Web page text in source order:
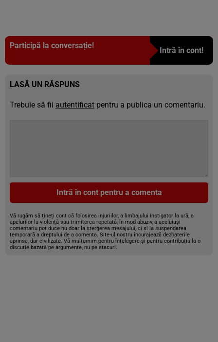
Participă la conversație!
Intră în cont!
LASĂ UN RĂSPUNS
Trebuie să fii autentificat pentru a publica un comentariu.
Intră în cont pentru a comenta
Vă rugăm să țineți cont că folosirea injuriilor, a limbajului instigator la ură, a
apelurilor la violență sau trimiterea repetată, în mod abuziv, a aceluiași
comentariu pot duce nu doar la ștergerea mesajului, ci și la suspendarea
temporară a dreptului de a comenta. Site-ul nostru încurajează dezbaterile
aprinse, dar civilizate. Vă mulțumim pentru înțelegere și pentru contribuția la o
discuție bazată pe argumente, nu pe atacuri.